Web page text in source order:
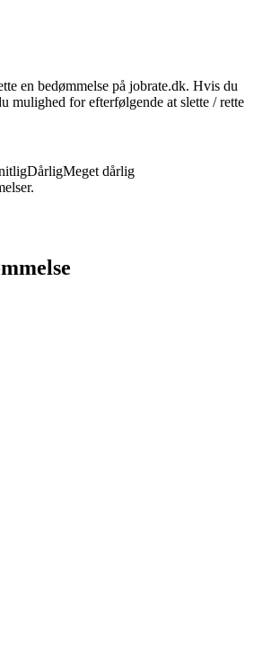
en bedømmelse på jobrate.dk. Hvis du
mulighed for efterfølgende at slette / rette
DårligMeget dårlig